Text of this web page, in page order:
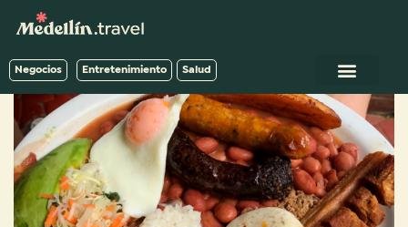
Negocios Entretenimiento Salud